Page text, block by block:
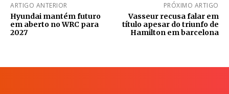
ARTIGO ANTERIOR
Hyundai mantém futuro
em aberto no WRC para
2027
PRÓXIMO ARTIGO
Vasseur recusa falar em
título apesar do triunfo de
Hamilton em barcelona